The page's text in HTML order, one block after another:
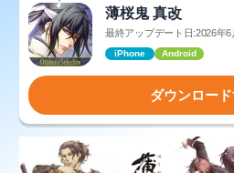
薄桜鬼 真改
最終アップデート日:2026年6
iPhone Android
ダウンロー